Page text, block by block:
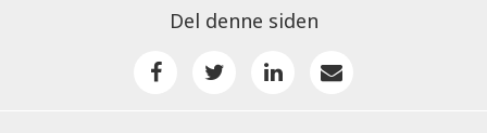
Del denne siden